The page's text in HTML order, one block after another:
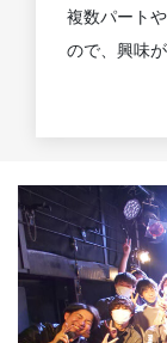
複数パート
ので、興味